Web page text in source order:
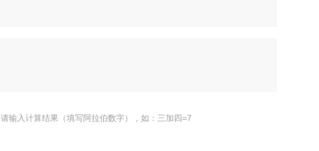
请输入计算结果（填写阿拉伯数字），如：三加四=7